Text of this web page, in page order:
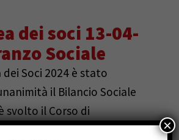
dei soci 13-04-
Sociale
dei Soci 2024 è stato
il Bilancio Sociale
svolto il Corso di
dal dott. Nicola Poletti –
×